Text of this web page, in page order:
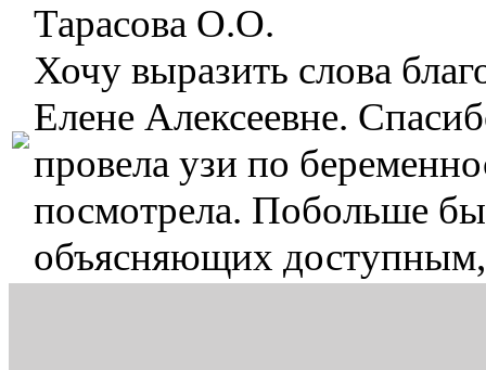
Тарасова О.О.
Хочу выразить слова
Елене Алексеевне.
провела узи по
посмотрела. Побольше
объясняющих